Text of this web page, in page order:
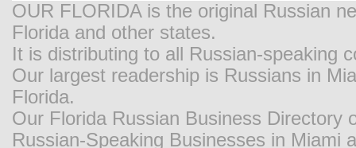
OUR FLORIDA is the original Russian
Florida and other states.
It is distributing to all Russian-speaking
Our largest readership is Russians in
Florida.
Our Florida Russian Business Directory
Russian-Speaking Businesses in Miami